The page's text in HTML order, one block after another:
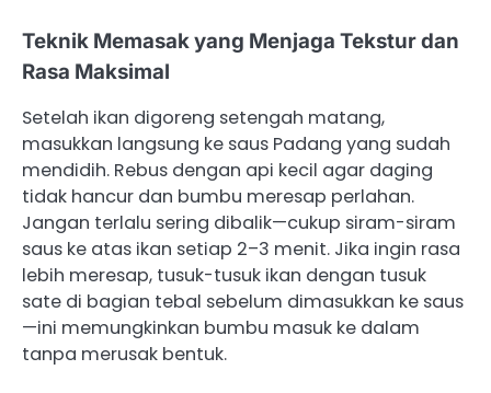
Teknik Memasak yang Menjaga Tekstur dan
Rasa Maksimal
Setelah ikan digoreng setengah matang,
masukkan langsung ke saus Padang yang sudah
mendidih. Rebus dengan api kecil agar daging
tidak hancur dan bumbu meresap perlahan.
Jangan terlalu sering dibalik—cukup siram-siram
saus ke atas ikan setiap 2–3 menit. Jika ingin rasa
lebih meresap, tusuk-tusuk ikan dengan tusuk
sate di bagian tebal sebelum dimasukkan ke saus
—ini memungkinkan bumbu masuk ke dalam
tanpa merusak bentuk.